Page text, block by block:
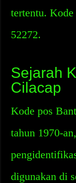
tertentu.
52272.
Sejarah
Cilacap
Kode pos
tahun 1970-
digunakan di